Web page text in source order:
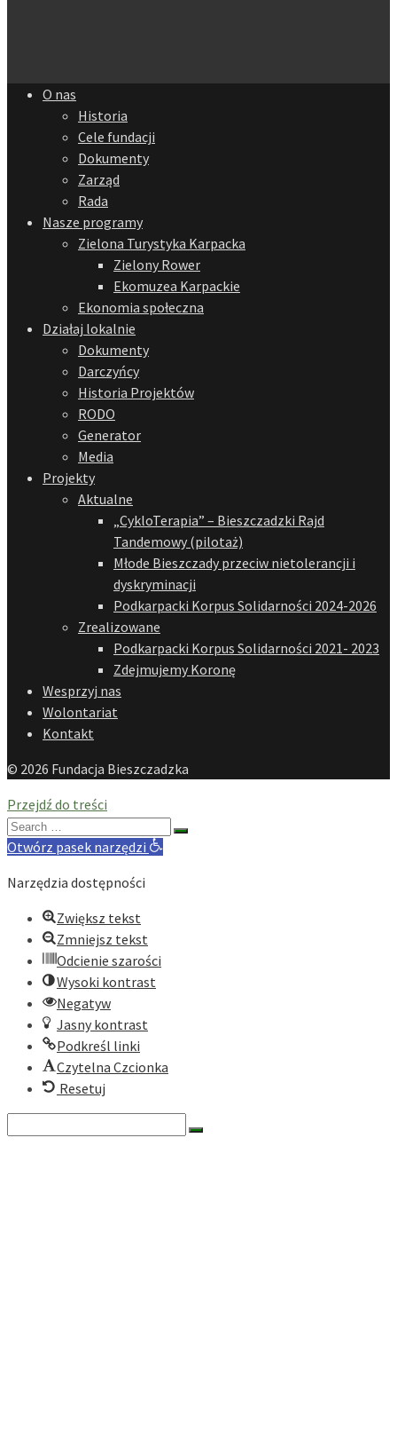
O nas
Historia
Cele fundacji
Dokumenty
Zarząd
Rada
Nasze programy
Zielona Turystyka Karpacka
Zielony Rower
Ekomuzea Karpackie
Ekonomia społeczna
Działaj lokalnie
Dokumenty
Darczyńcy
Historia Projektów
RODO
Generator
Media
Projekty
Aktualne
„CykloTerapia” – Bieszczadzki Rajd
Tandemowy (pilotaż)
Młode Bieszczady przeciw nietolerancji i
dyskryminacji
Podkarpacki Korpus Solidarności 2024-2026
Zrealizowane
Podkarpacki Korpus Solidarności 2021- 2023
Zdejmujemy Koronę
Wesprzyj nas
Wolontariat
Kontakt
© 2026 Fundacja Bieszczadzka
Przejdź do treści
Search
for:
Otwórz pasek narzędzi
Narzędzia dostępności
Zwiększ tekst
Zmniejsz tekst
Odcienie szarości
Wysoki kontrast
Negatyw
Jasny kontrast
Podkreśl linki
Czytelna Czcionka
Resetuj